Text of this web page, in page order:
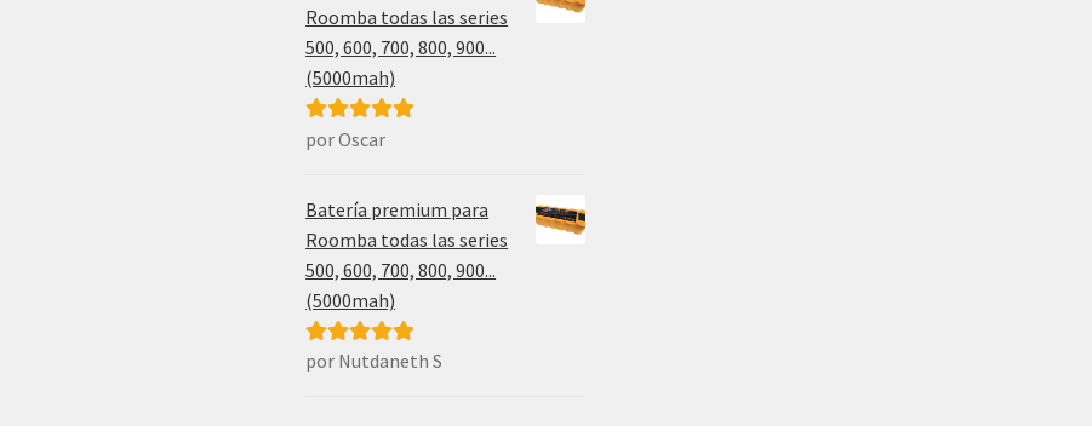
Roomba todas las series
500, 600, 700, 800, 900...
(5000mah)
Valorado con
por Oscar
Batería premium para
Roomba todas las series
500, 600, 700, 800, 900...
(5000mah)
Valorado con
por Nutdaneth S